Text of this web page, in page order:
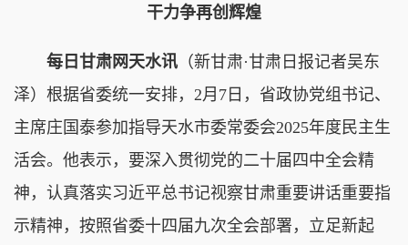
干力争再创辉煌
每日甘肃网天水讯 （新甘肃·甘肃日报记者吴东
泽）根据省委统一安排，2月7日，省政协党组书记、
主席庄国泰参加指导天水市委常委会2025年度民主生
活会。他表示，要深入贯彻党的二十届四中全会精
神，认真落实习近平总书记视察甘肃重要讲话重要指
示精神，按照省委十四届九次全会部署，立足新起